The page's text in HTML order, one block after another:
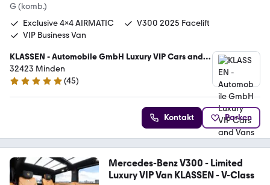
G (komb.)
Exclusive 4x4 AIRMATIC
V300 2025 Facelift
VIP Business Van
KLASSEN - Automobile GmbH Luxury VIP Cars and
Vans
32423 Minden
5 Sterne
(45)
Kontakt Parken
Mercedes-Benz V300 - Limited
Luxury VIP Van KLASSEN - V-Class